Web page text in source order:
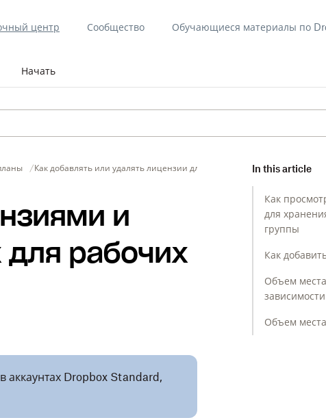
центр Сообщество Обучающиеся материалы по
Начать
Как добавлять или удалять лицензии для аккаунтов рабочих групп
и
для рабочих
In this article
Как
для
группы
Как
Объем
Объем
аккаунтах Dropbox Standard,